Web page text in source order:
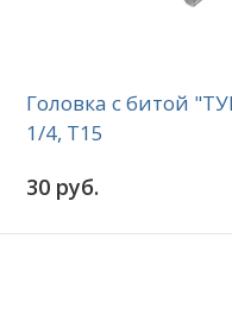
Головка с битой
1/4, Т15
30 руб.